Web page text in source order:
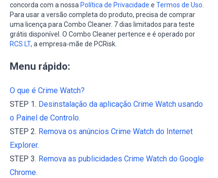
concorda com a nossa Política de Privacidade e Termos de Uso.
Para usar a versão completa do produto, precisa de comprar
uma licença para Combo Cleaner. 7 dias limitados para teste
grátis disponível. O Combo Cleaner pertence e é operado por
RCS LT, a empresa-mãe de PCRisk.
Menu rápido:
O que é Crime Watch?
STEP 1. Desinstalação da aplicação Crime Watch usando
o Painel de Controlo.
STEP 2. Remova os anúncios Crime Watch do Internet
Explorer.
STEP 3. Remova as publicidades Crime Watch do Google
Chrome.